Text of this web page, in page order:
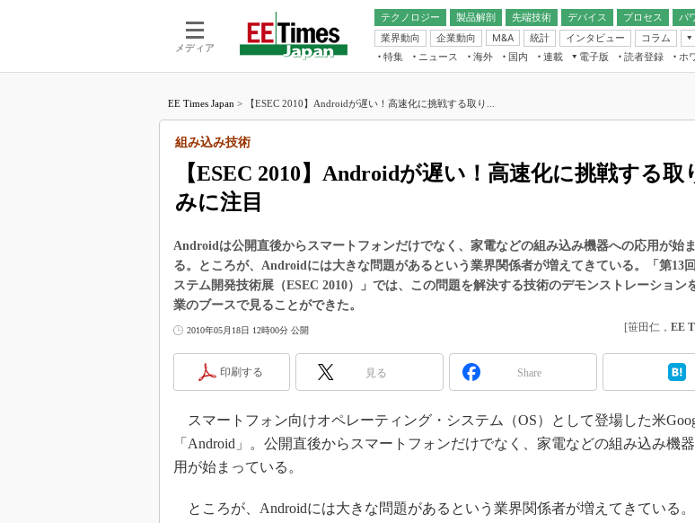
メディア
テクノロジー 製品解剖
先端技術
電池／エネルギー
デバイス
アナログ
LSI
マイコン
プロセス パ
無線
業界動向
企業動向 M&A 統計 インタビュー コラム
フィジカルAI
読者調査（EE Times Research）
電源設計（EDN Japan）
エレクトロニクス入門（EDN
特集 ニュース 海外 国内
連載
福田昭のデバイス通信
大山聡の業界スコープ
学漂流記
世界を「数字」で回してみよう
で起こること
製品分解で探るアジアの新トレンド
“異端児エンジニア”が仕掛けた社内
改革、執念の180日
JASA発IoT通信
電子版
電子ブックレット
読者登録 ホ
EE Times Japan > 【ESEC 2010】Androidが遅い！高速化に挑戦する取り...
【ESEC 2010】Androidが遅い！高速化に挑戦する取
みに注目
組み込み技術
Androidは公開直後からスマートフォンだけでなく、家電などの組み込み機器への応用が始
る。ところが、Androidには大きな問題があるという業界関係者が増えてきている。「第13
ステム開発技術展（ESEC 2010）」では、この問題を解決する技術のデモンストレーション
業のブースで見ることができた。
2010年05月18日 12時00分 公開 [笹田仁， EE
印刷する 見る Share
スマートフォン向けオペレーティング・システム（OS）として登場した米
「Android」。公開直後からスマートフォンだけでなく、家電などの組み込み機
用が始まっている。
ところが、Androidには大きな問題があるという業界関係者が増えてきている